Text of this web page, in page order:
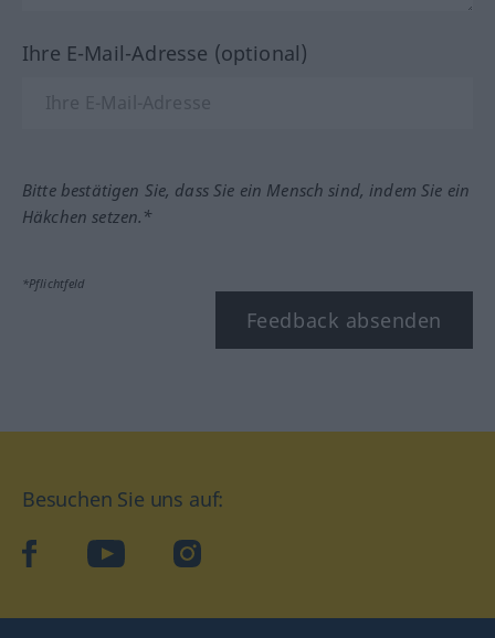
Ihre E-Mail-Adresse (optional)
Bitte bestätigen Sie, dass Sie ein Mensch sind, indem Sie ein
Häkchen setzen.*
*Pflichtfeld
Feedback absenden
Besuchen Sie uns auf:
facebookYouTube Instagram